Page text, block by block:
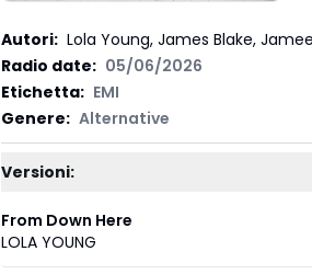
Autori: Lola Young, James Blake,
Radio date: 05/06/2026
Etichetta: EMI
Genere: Alternative
Versioni:
From Down Here
LOLA YOUNG